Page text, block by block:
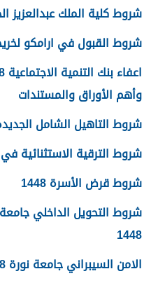
شروط كلية الملك عبدالعزيز
شروط القبول في ارامكو لخريجي
وأهم الأوراق والمستندات
شروط التاهيل الشامل الجديده
شروط الترقية الاستثنائية في
شروط قرض الأسرة 1448
شروط التحويل الداخلي
1448
الامن السيبراني جامعة نورة 1448 الشروط وخطوات التقديم